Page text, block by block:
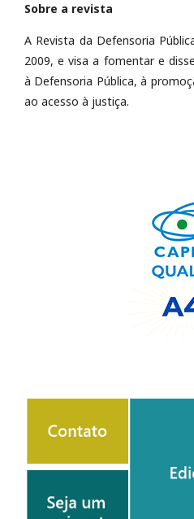
Sobre a revista
A Revista da Defensoria
2009, e visa a fomentar e
à Defensoria Pública, à
ao acesso à justiça.